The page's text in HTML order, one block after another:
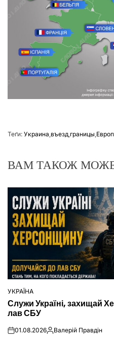
Теґи: Украина въезд границы
ВАМ ТАКОЖ
ОПУБЛІКУВАТИ
У
УКРАЇНА
Служи Україні, захищай
лав СБУ
on01.08.2026Опубліковано
Валерій Правдін